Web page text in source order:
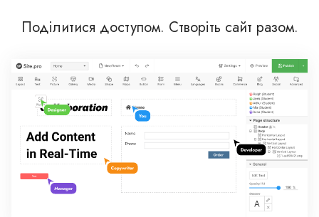
Поділитися доступом. Створіть сайт разом.